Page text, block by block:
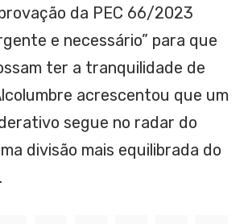
da PEC 66/2023
e necessário” para que
ter a tranquilidade de
acrescentou que um
segue no radar do
divisão mais equilibrada do